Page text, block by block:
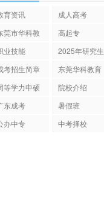
育资讯 成人高考
莞市华科教
高起专
业技能
2025年研究生
考招生简章
东莞华科教育
等学力申硕
院校介绍
东成考
暑假班
办中专
中考择校